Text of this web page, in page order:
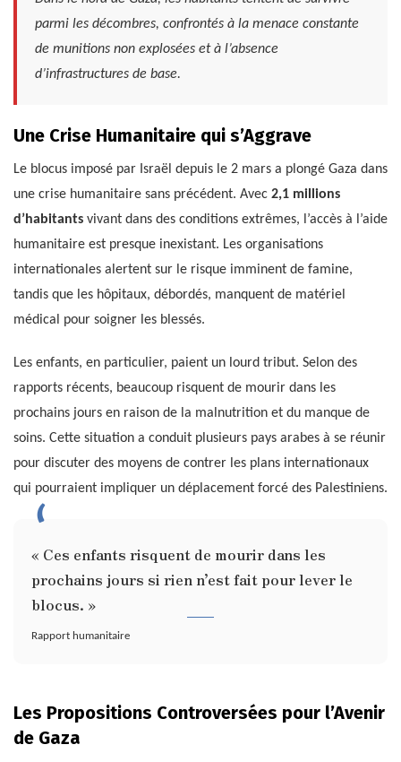
parmi les décombres, confrontés à la menace constante
de munitions non explosées et à l’absence
d’infrastructures de base.
Une Crise Humanitaire qui s’Aggrave
Le blocus imposé par Israël depuis le 2 mars a plongé Gaza dans
une crise humanitaire sans précédent. Avec 2,1 millions
d’habitants vivant dans des conditions extrêmes, l’accès à l’aide
humanitaire est presque inexistant. Les organisations
internationales alertent sur le risque imminent de famine,
tandis que les hôpitaux, débordés, manquent de matériel
médical pour soigner les blessés.
Les enfants, en particulier, paient un lourd tribut. Selon des
rapports récents, beaucoup risquent de mourir dans les
prochains jours en raison de la malnutrition et du manque de
soins. Cette situation a conduit plusieurs pays arabes à se réunir
pour discuter des moyens de contrer les plans internationaux
qui pourraient impliquer un déplacement forcé des Palestiniens.
« Ces enfants risquent de mourir dans les
prochains jours si rien n’est fait pour lever le
blocus. »
Rapport humanitaire
Les Propositions Controversées pour l’Avenir
de Gaza